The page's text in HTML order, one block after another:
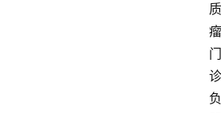
质
瘤
门
诊
负